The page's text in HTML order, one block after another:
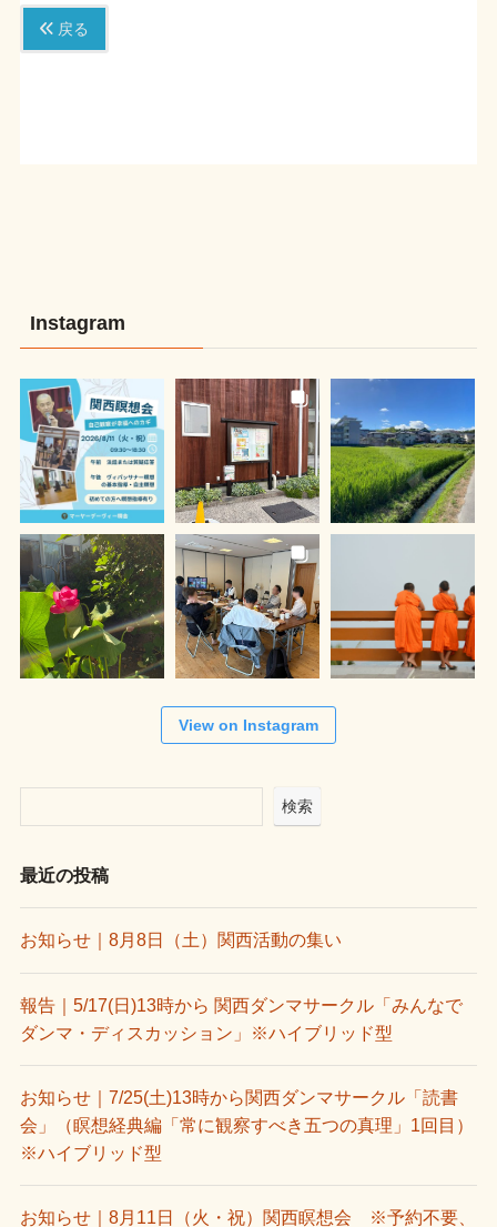
戻る
Instagram
View on Instagram
検索
最近の投稿
お知らせ｜8月8日（土）関西活動の集い
報告｜5/17(日)13時から 関西ダンマサークル「みんなで
ダンマ・ディスカッション」※ハイブリッド型
お知らせ｜7/25(土)13時から関西ダンマサークル「読書
会」（瞑想経典編「常に観察すべき五つの真理」1回目）
※ハイブリッド型
お知らせ｜8月11日（火・祝）関西瞑想会 ※予約不要、